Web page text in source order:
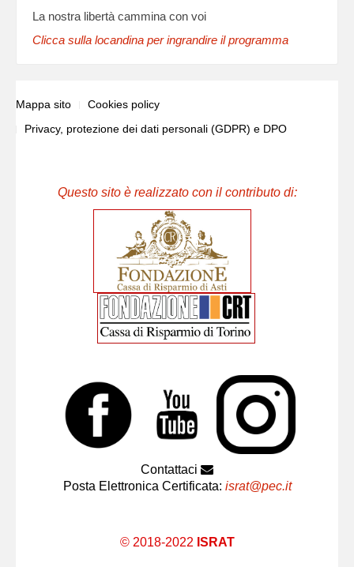
La nostra libertà cammina con voi
Clicca sulla locandina per ingrandire il programma
Mappa sito
Cookies policy
Privacy, protezione dei dati personali (GDPR) e DPO
Questo sito è realizzato con il contributo di:
Contattaci
Posta Elettronica Certificata: israt@pec.it
© 2018-2022 ISRAT